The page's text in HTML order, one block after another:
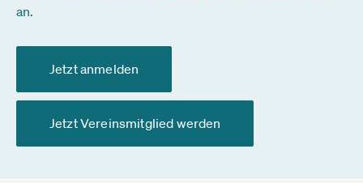
an.
Jetzt anmelden
Jetzt Vereinsmitglied werden